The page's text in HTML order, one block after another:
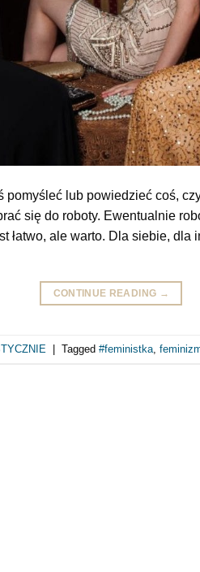
pomyśleć lub powiedzieć coś,
się do roboty. Ewentualnie
łatwo, ale warto. Dla siebie,
CONTINUE READING →
| Tagged #feministka